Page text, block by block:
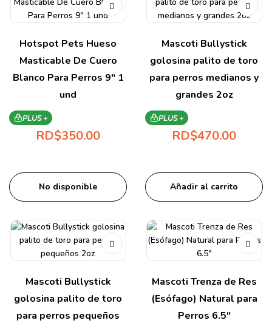
Hotspot Pets Hueso
Masticable De Cuero
Blanco Para Perros 9″ 1
und
PLUS +
RD$350.00
No disponible
Mascoti Bullystick
golosina palito de toro
para perros medianos y
grandes 2oz
PLUS +
RD$470.00
Añadir al carrito
Mascoti Bullystick
golosina palito de toro
para perros pequeños
Mascoti Trenza de Res
(Esófago) Natural para
Perros 6.5″